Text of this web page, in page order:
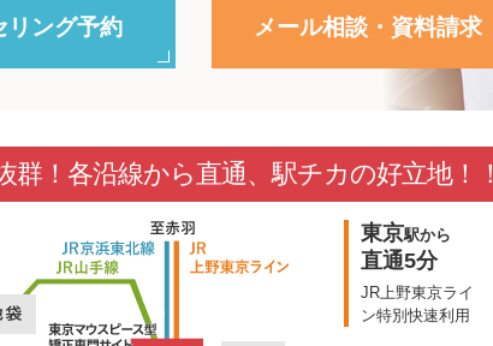
リング予約 メール相談・資料請求
群！各沿線から直通、駅チカの好立地！！
東京駅から
直通5分
JR上野東京ライ
ン特別快速利用